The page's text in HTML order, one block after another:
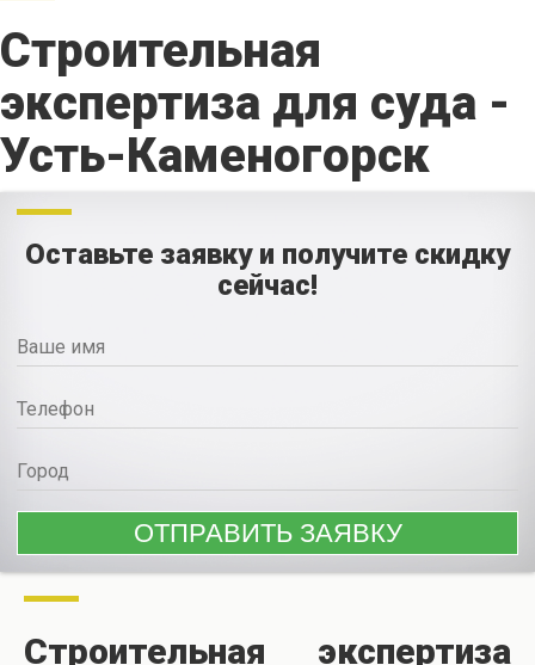
Строительная
экспертиза для суда -
Усть-Каменогорск
Оставьте заявку и получите скидку
сейчас!
Строительная экспертиза